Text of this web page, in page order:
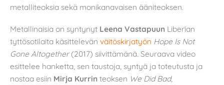
metalliteoksia sekä monikanavaisen ääniteoksen.
Metallinaisia on syntynyt Leena Vastapuun Liberian
tyttösotilaita käsittelevän väitöskirjatyön Hope Is Not
Gone Altogether(2017) siivittämänä. Seuraava video
esittelee hanketta, sen taustoja, syntyä ja toteutusta ja
nostaa esiin Mirja Kurrin teoksen We Did Bad,